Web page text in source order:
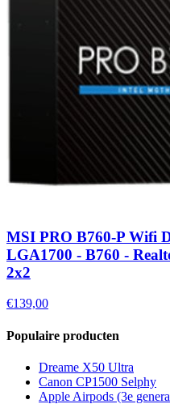
MSI PRO B760-P Wifi
LGA1700 - B760 -
2x2
€139,00
Populaire producten
Dreame X50 Ultra
Canon CP1500 Selphy
Apple Airpods (3e